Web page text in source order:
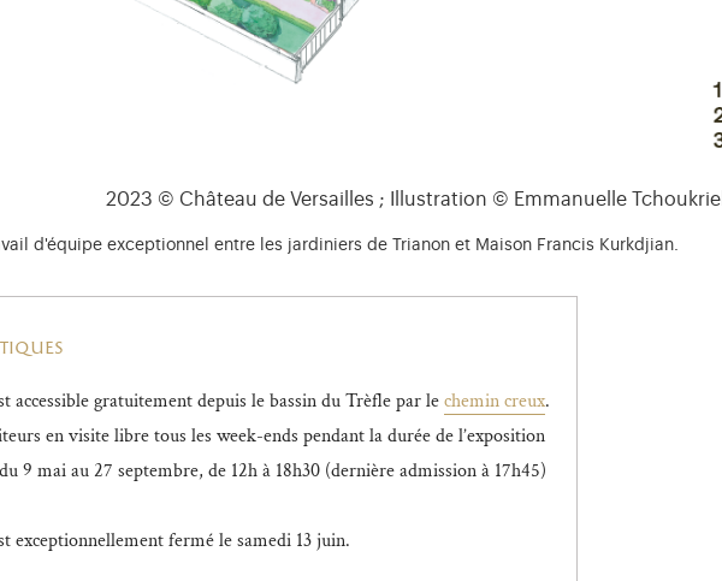
2023 © Château de Versailles ; Illustration © Emmanuelle Tchoukriel
d'équipe exceptionnel entre les jardiniers de Trianon et Maison Francis Kurkdjian.
accessible gratuitement depuis le bassin du Trèfle par lechemin creux.
en visite libre tous les week-ends pendant la durée de l’exposition
9 mai au 27 septembre, de 12h à 18h30 (dernière admission à 17h45)
exceptionnellement fermé le samedi 13 juin.